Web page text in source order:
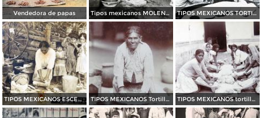
Vendedora de papas Tipos mexicanos MOLENDERA TIPOS MEXICANOS TORTILLERA por el fotografo MANUEL CARRILLO
TIPOS MEXICANOS ESCENA MOLIENDO NIXTAMAL TIPOS MEXICANOS Tortillera Mexico D F TIPOS MEXICANOS tortilleras Mexico D F